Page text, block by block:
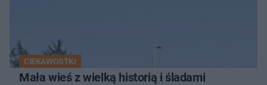
CIEKAWOSTKI
Mała wieś z wielką historią i śladami